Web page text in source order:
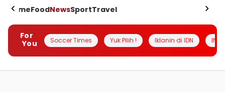
HomeFoodNewsSportTravel
For
You
Soccer Times Yuk Pilih ! Iklanin di IDN